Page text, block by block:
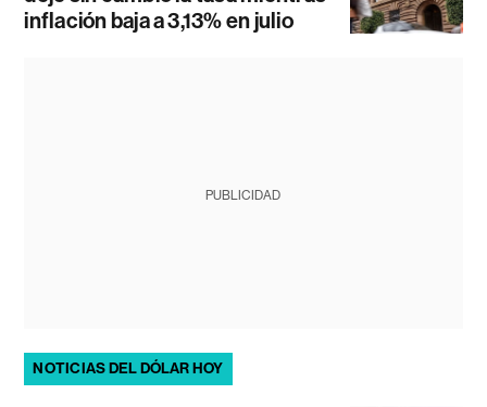
inflación baja a 3,13% en julio
PUBLICIDAD
NOTICIAS DEL DÓLAR HOY